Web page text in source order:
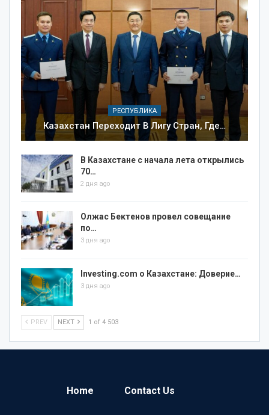
РЕСПУБЛИКА
Казахстан Переходит В Лигу Стран, Где…
В Казахстане с начала лета открылись
70…
2 дня ago
Олжас Бектенов провел совещание
по…
3 дня ago
Investing.com о Казахстане: Доверие…
3 дня ago
PREV NEXT 1 of 4 503
Home Contact Us